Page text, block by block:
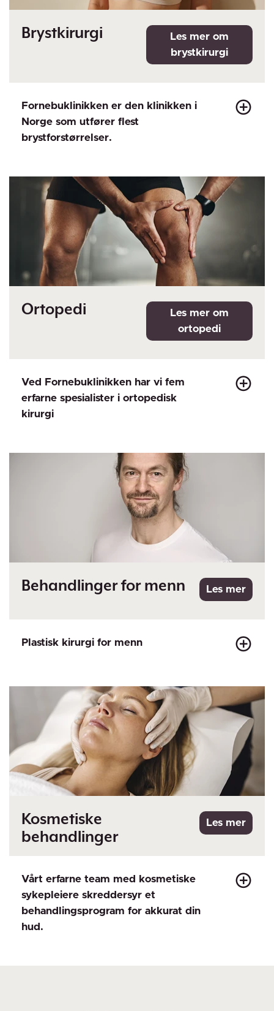
Brystkirurgi
Fornebuklinikken er den klinikken i
Norge som utfører flest
brystforstørrelser.
Ortopedi
Ved Fornebuklinikken har vi fem
erfarne spesialister i ortopedisk
kirurgi
Behandlinger for menn
Plastisk kirurgi for menn
Kosmetiske
behandlinger
Vårt erfarne team med kosmetiske
sykepleiere skreddersyr et
behandlingsprogram for akkurat din
hud.